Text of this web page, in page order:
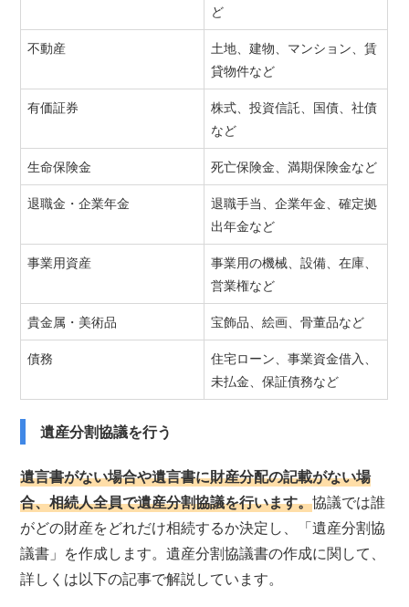
ど
不動産
土地、建物、マンション、賃
貸物件など
有価証券
株式、投資信託、国債、社債
など
生命保険金
死亡保険金、満期保険金など
退職金・企業年金
退職手当、企業年金、確定拠
出年金など
事業用資産
事業用の機械、設備、在庫、
営業権など
貴金属・美術品
宝飾品、絵画、骨董品など
債務
住宅ローン、事業資金借入、
未払金、保証債務など
遺産分割協議を行う
遺言書がない場合や遺言書に財産分配の記載がない場
合、相続人全員で遺産分割協議を行います。協議では誰
がどの財産をどれだけ相続するか決定し、「遺産分割協
議書」を作成します。遺産分割協議書の作成に関して、
詳しくは以下の記事で解説しています。